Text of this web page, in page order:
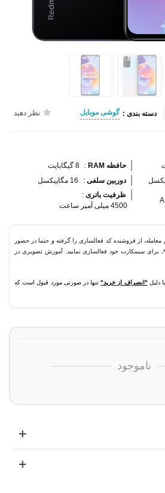
دسته بندی : گوشی موبایل نظر دهید
حافظه RAM :
8 گیگابایت
دوربین سلفی : 16 مگاپیکسل
ظرفیت باتری :
4500 میلی آمپر ساعت
از فروشنده کد فعالسازی را گرفته و حتما در حضور
ایشان، دستگاه را از طریق #7777*، برای سیمکارت خود فعالسازی نمایید. آموزش تصویری در
دلیل "انصراف از خرید"تنها در صورتی مورد قبول است که
ناموجود